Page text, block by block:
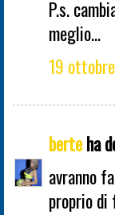
P.s.
meglio...
19
berteha
avranno
proprio